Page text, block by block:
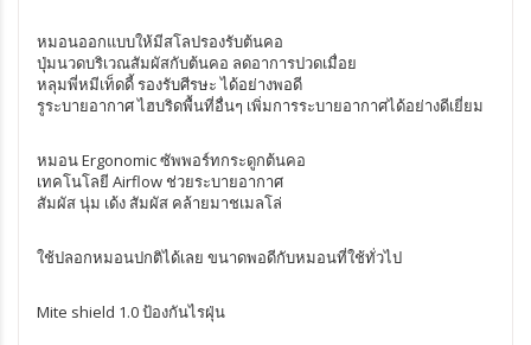
หมอนออกแบบให้มีสโลปรองรับต้นคอ
ปุ่มนวดบริเวณสัมผัสกับต้นคอ ลดอาการปวดเมื่อย
หลุมพี่หมีเท็ดดี้ รองรับศีรษะ ได้อย่างพอดี
รูระบายอากาศ ไฮบริดพื้นที่อื่นๆ เพิ่มการระบายอากาศได้อย่างดีเยี่ยม
หมอน Ergonomic ซัพพอร์ทกระดูกต้นคอ
เทคโนโลยี Airflow ช่วยระบายอากาศ
สัมผัส นุ่ม เด้ง สัมผัส คล้ายมาชเมลโล่
ใช้ปลอกหมอนปกติได้เลย ขนาดพอดีกับหมอนที่ใช้ทั่วไป
Mite shield 1.0 ป้องกันไรฝุ่น